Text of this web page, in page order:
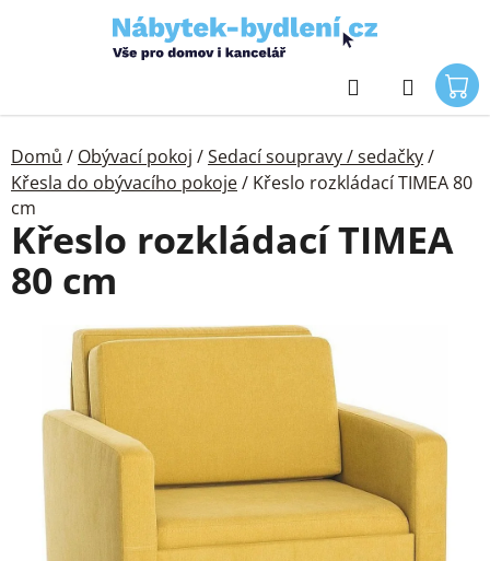
Hledat
Domů / Obývací pokoj /Sedací soupravy / sedačky/
Křesla do obývacího pokoje/ Křeslo rozkládací TIMEA 80
cm
Křeslo rozkládací TIMEA
80 cm